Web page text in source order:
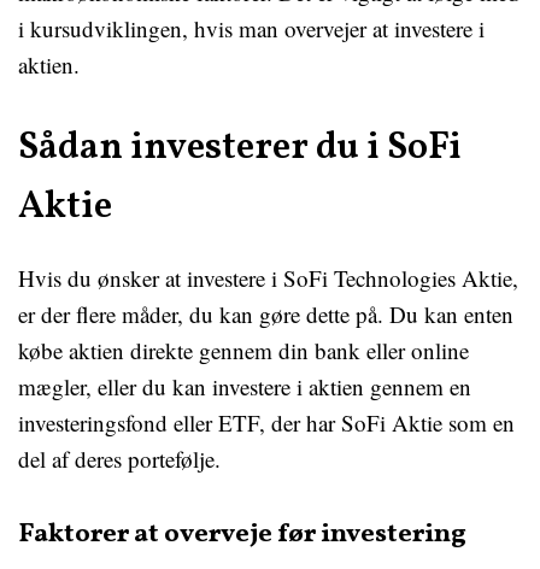
i kursudviklingen, hvis man overvejer at investere i
aktien.
Sådan investerer du i SoFi
Aktie
Hvis du ønsker at investere i SoFi Technologies Aktie,
er der flere måder, du kan gøre dette på. Du kan enten
købe aktien direkte gennem din bank eller online
mægler, eller du kan investere i aktien gennem en
investeringsfond eller ETF, der har SoFi Aktie som en
del af deres portefølje.
Faktorer at overveje før investering